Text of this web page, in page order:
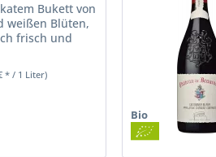
Bukett von
weißen Blüten,
frisch und
* / 1 Liter)
Bio